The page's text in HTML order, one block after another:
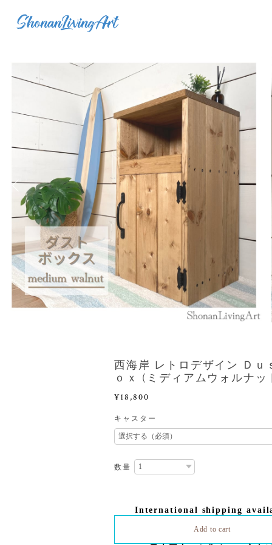
西海岸 レトロデザイン Ｄｕ
ｏｘ (ミディアムウォルナッ
¥18,800
キャスター
数量
International shipping
Add to cart